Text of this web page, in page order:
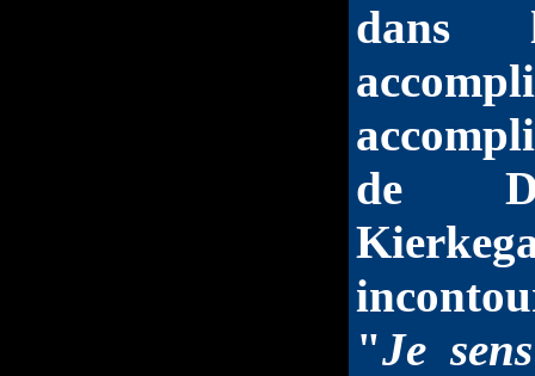
dans
de
"Je